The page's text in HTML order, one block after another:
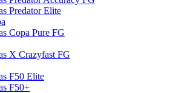
Predator Elite
Copa Pure FG
X Crazyfast FG
F50 Elite
F50+